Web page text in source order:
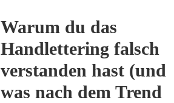
Warum du das
Handlettering falsch
verstanden hast (und
was nach dem Trend